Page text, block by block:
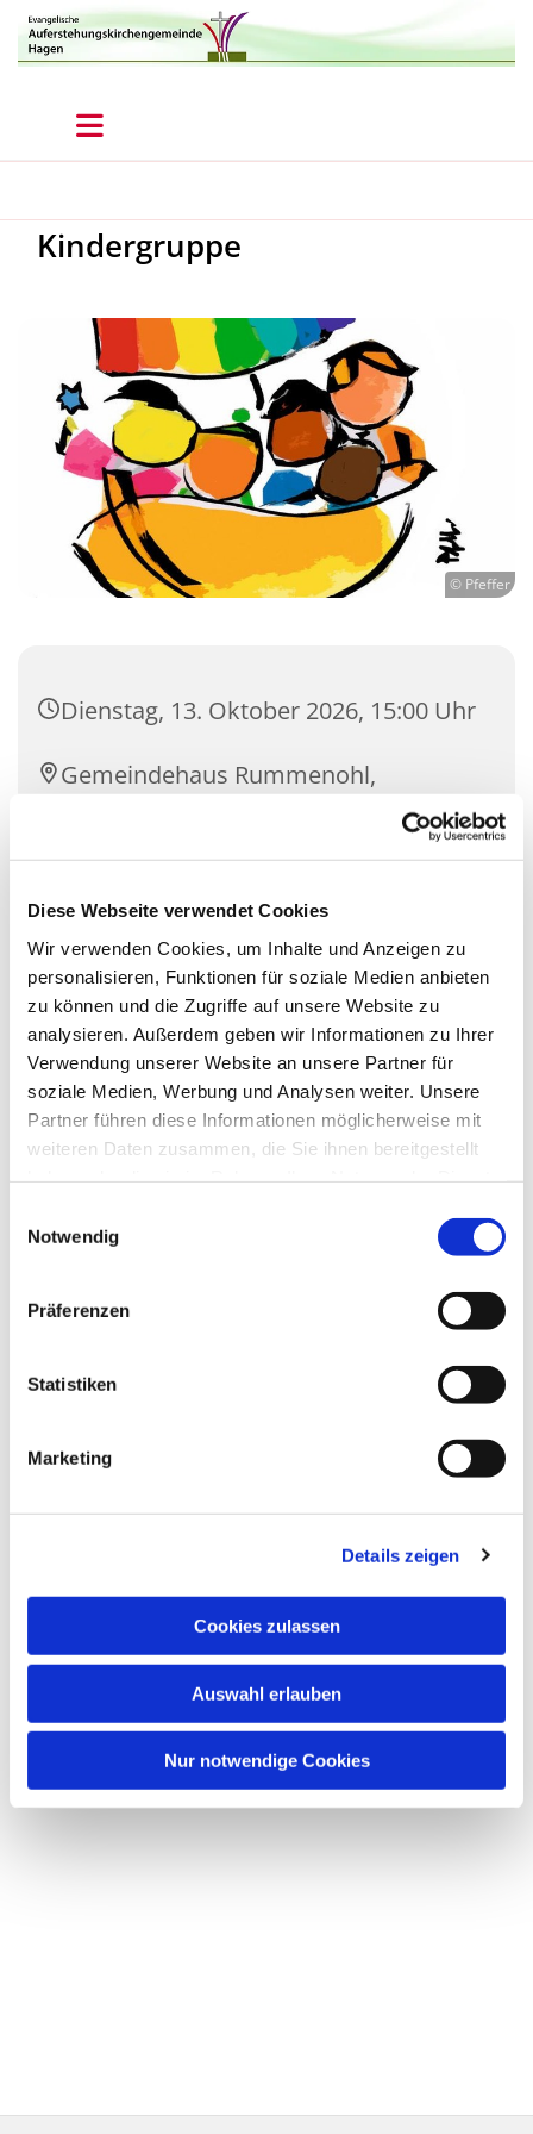
Diese Webseite verwendet Cookies
Wir verwenden Cookies, um Inhalte und Anzeigen zu
personalisieren, Funktionen für soziale Medien anbieten
zu können und die Zugriffe auf unsere Website zu
analysieren. Außerdem geben wir Informationen zu Ihrer
Verwendung unserer Website an unsere Partner für
soziale Medien, Werbung und Analysen weiter. Unsere
Partner führen diese Informationen möglicherweise mit
weiteren Daten zusammen, die Sie ihnen bereitgestellt
Notwendig
Präferenzen
Statistiken
Marketing
Details zeigen
Cookies zulassen
Auswahl erlauben
Nur notwendige Cookies
Kindergruppe
© Pfeffer
Dienstag, 13. Oktober 2026, 15:00 Uhr
Gemeindehaus Rummenohl,
Bührener Weg 17, 58091 Hagen